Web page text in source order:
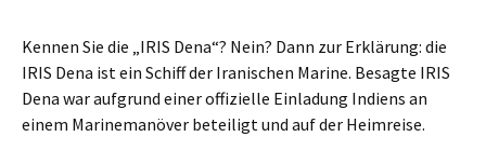
Kennen Sie die „IRIS Dena“? Nein? Dann zur Erklärung: die
IRIS Dena ist ein Schiff der Iranischen Marine. Besagte IRIS
Dena war aufgrund einer offizielle Einladung Indiens an
einem Marinemanöver beteiligt und auf der Heimreise.